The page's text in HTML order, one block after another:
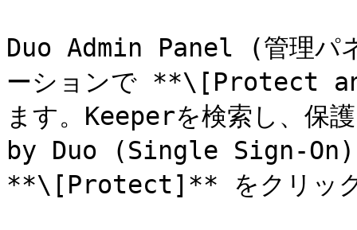
Duo Admin Panel (管理パ
ーションで **\[Protect
ます。Keeperを検索し、
by Duo (Single Sign-On)
**\[Protect]** をクリック